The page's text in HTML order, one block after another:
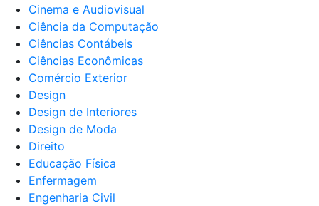
Cinema e Audiovisual
Ciência da Computação
Ciências Contábeis
Ciências Econômicas
Comércio Exterior
Design
Design de Interiores
Design de Moda
Direito
Educação Física
Enfermagem
Engenharia Civil